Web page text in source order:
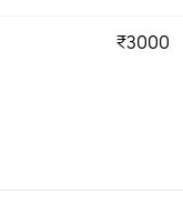
₹3000